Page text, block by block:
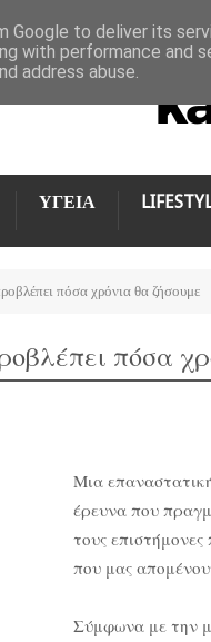
ΥΓΕΙΑ
πόσα χρόνια θα ζήσουμε
πόσα
Μια
έρευνα που
τους
που μας
Σύμφωνα με την
Google to deliver its
with performance
address abuse.